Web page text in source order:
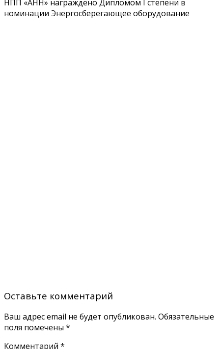
НПП «АНН» награждено Дипломом I степени в
номинации Энергосберегающее оборудование
Оставьте комментарий
Ваш адрес email не будет опубликован. Обязательные
поля помечены *
Комментарий *